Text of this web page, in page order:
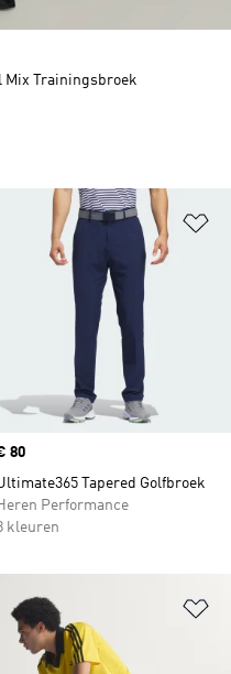
zetten
80
Tapered Golfbroek
Performance
kleuren
zetten
Mix Trainingsbroek